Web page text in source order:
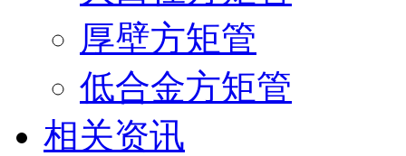
厚壁方矩管
低合金方矩管
相关资讯